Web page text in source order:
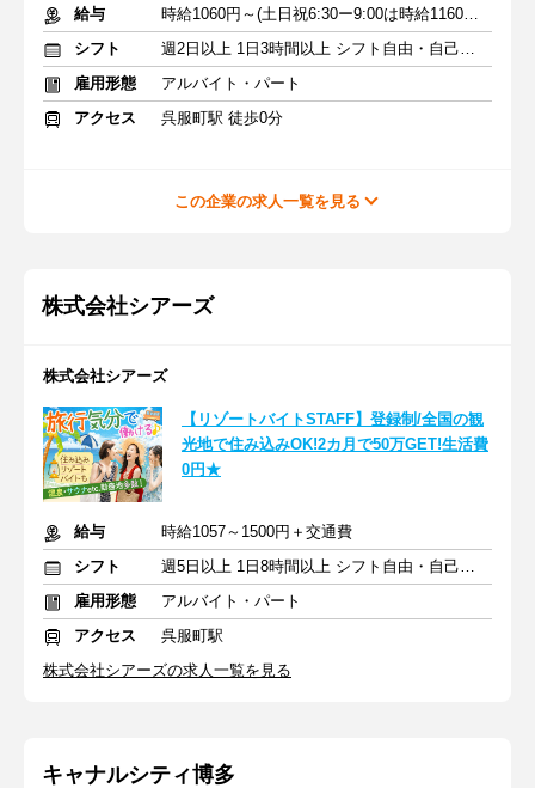
給与
時給1060円～(土日祝6:30ー9:00は時給1160円)＋交通費
シフト
週2日以上 1日3時間以上 シフト自由・自己申告
雇用形態
アルバイト・パート
アクセス
呉服町駅 徒歩0分
この企業の求人一覧を見る
株式会社シアーズ
株式会社シアーズ
【リゾートバイトSTAFF】登録制/全国の観
光地で住み込みOK!2カ月で50万GET!生活費
0円★
給与
時給1057～1500円＋交通費
シフト
週5日以上 1日8時間以上 シフト自由・自己申告
雇用形態
アルバイト・パート
アクセス
呉服町駅
株式会社シアーズの求人一覧を見る
キャナルシティ博多